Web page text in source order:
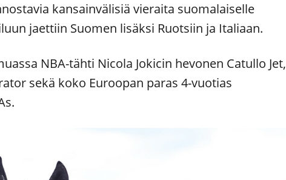
kansainvälisiä vieraita suomalaiselle
jaettiin Suomen lisäksi Ruotsiin ja Italiaan.
NBA-tähti Nicola Jokicin hevonen Catullo Jet,
sekä koko Euroopan paras 4-vuotias